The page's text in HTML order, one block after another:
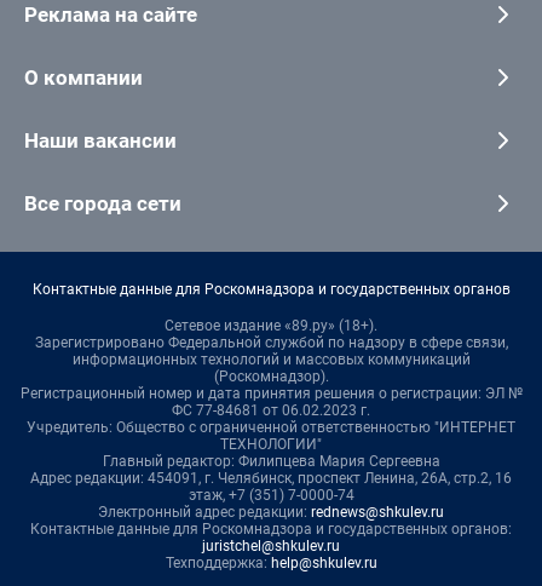
Реклама на сайте
О компании
Наши вакансии
Все города сети
Контактные данные для Роскомнадзора и государственных органов
Сетевое издание «89.ру» (18+).
Зарегистрировано Федеральной службой по надзору в сфере связи,
информационных технологий и массовых коммуникаций
(Роскомнадзор).
Регистрационный номер и дата принятия решения о регистрации: ЭЛ №
ФС 77-84681 от 06.02.2023 г.
Учредитель: Общество с ограниченной ответственностью "ИНТЕРНЕТ
ТЕХНОЛОГИИ"
Главный редактор: Филипцева Мария Сергеевна
Адрес редакции: 454091, г. Челябинск, проспект Ленина, 26А, стр.2, 16
этаж, +7 (351) 7-0000-74
Электронный адрес редакции: rednews@shkulev.ru
Контактные данные для Роскомнадзора и государственных органов:
juristchel@shkulev.ru
Техподдержка: help@shkulev.ru